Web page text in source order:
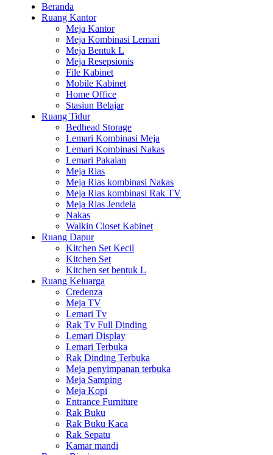
Beranda
Ruang Kantor
Meja Kantor
Meja Kombinasi Lemari
Meja Bentuk L
Meja Resepsionis
File Kabinet
Mobile Kabinet
Home Office
Stasiun Belajar
Ruang Tidur
Bedhead Storage
Lemari Kombinasi Meja
Lemari Kombinasi Nakas
Lemari Pakaian
Meja Rias
Meja Rias kombinasi Nakas
Meja Rias kombinasi Rak TV
Meja Rias Jendela
Nakas
Walkin Closet Kabinet
Ruang Dapur
Kitchen Set Kecil
Kitchen Set
Kitchen set bentuk L
Ruang Keluarga
Credenza
Meja TV
Lemari Tv
Rak Tv Full Dinding
Lemari Display
Lemari Terbuka
Rak Dinding Terbuka
Meja penyimpanan terbuka
Meja Samping
Meja Kopi
Entrance Furniture
Rak Buku
Rak Buku Kaca
Rak Sepatu
Kamar mandi